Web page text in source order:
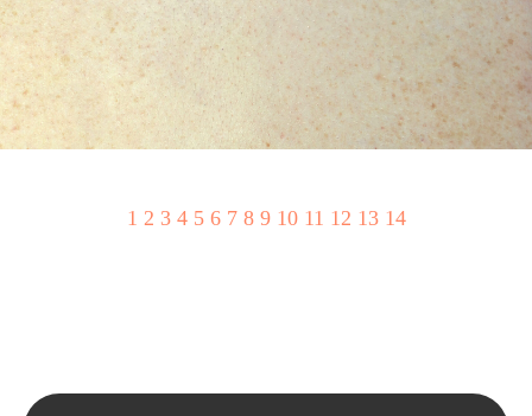
1 2 3 4 5 6 7 8 9 10 11 12 13 14